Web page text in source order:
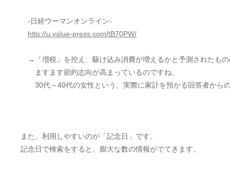
-日経ウーマンオンライン-
http://u.value-press.com/tB70PW/
→「増税」を控え、駆け込み消費が増えるかと予測されたも
ますます節約志向が高まっているのですね。
30代～40代の女性という、実際に家計を預かる回答者から
また、利用しやすいのが「記念日」です。
記念日で検索をすると、膨大な数の情報がでてきます。